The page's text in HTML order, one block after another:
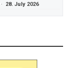
· 28. July 2026